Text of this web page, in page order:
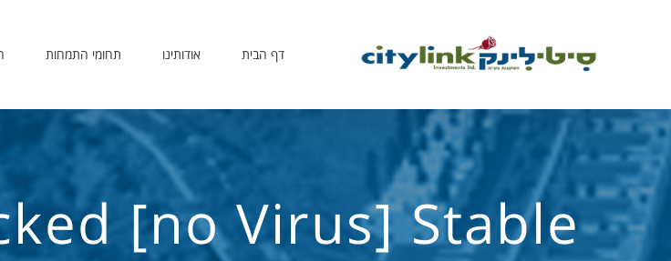
דף הבית אודותינו תחומי התמחות
[no Virus] Stable